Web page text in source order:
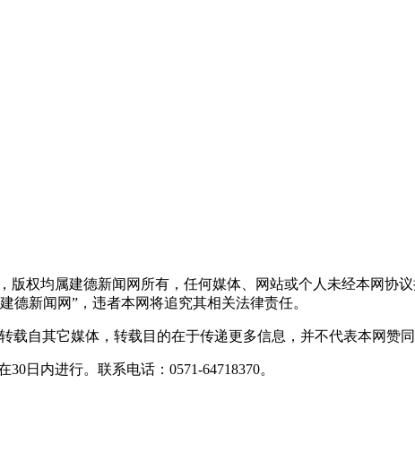
权均属建德新闻网所有，任何媒体、网站或个人未经本网协
德新闻网”，违者本网将追究其相关法律责任。
自其它媒体，转载目的在于传递更多信息，并不代表本网赞同
日内进行。联系电话：0571-64718370。